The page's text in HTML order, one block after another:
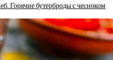
Горячие бутерброды с чесноком